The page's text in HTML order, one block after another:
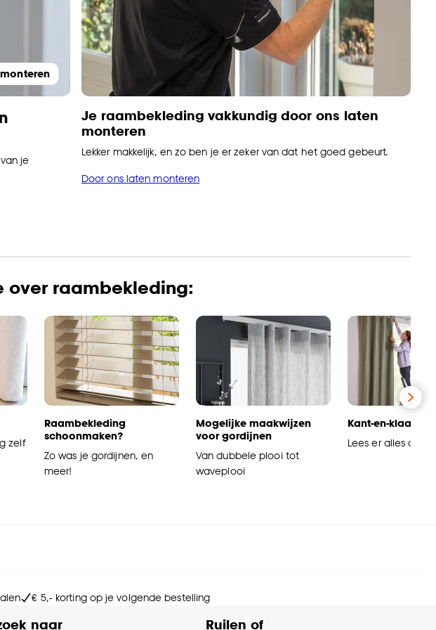
je
Je raambekleding vakkundig door ons laten
monteren
Lekker makkelijk, en zo ben je er zeker van dat het goed gebeurt.
Door ons laten monteren
over raambekleding:
zelf
Raambekleding
schoonmaken?
Zo was je gordijnen, en
meer!
Mogelijke maakwijzen
voor gordijnen
Van dubbele plooi tot
waveplooi
Kant-en-klaar
Lees er alles over
€ 5,- korting op je volgende bestelling
naar Ruilen of